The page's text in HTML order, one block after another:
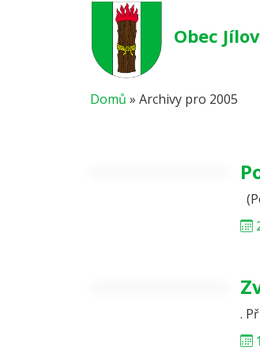
Obec
Domů » Archivy pro 2005
.